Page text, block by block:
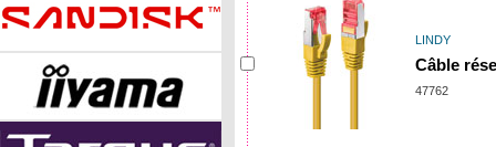
LINDY
Câble
47762